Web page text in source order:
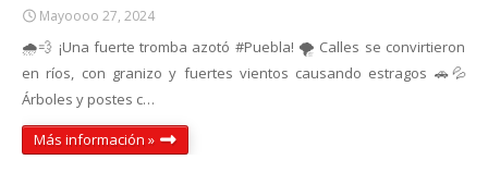
Mayoooo 27, 2024
🌧️💨 ¡Una fuerte tromba azotó #Puebla! 🌪️ Calles se convirtieron
en ríos, con granizo y fuertes vientos causando estragos 🚗💦
Árboles y postes c…
Más información »